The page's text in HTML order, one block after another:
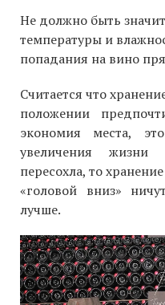
Не должно быть
температуры и
попадания на вино
Считается что
положении
экономия места,
увеличения
пересохла, то
«головой вниз»
лучше.